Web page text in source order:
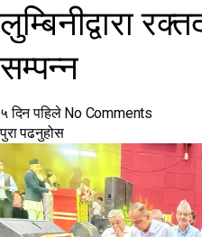
लुम्बिनीद्वारा
सम्पन्न
५ दिन पहिले No Comments
पुरा पढनुहोस